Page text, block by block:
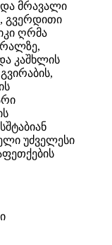
მრავალი
გვერდითი
ღრმა
კაშხლის
უძველესი